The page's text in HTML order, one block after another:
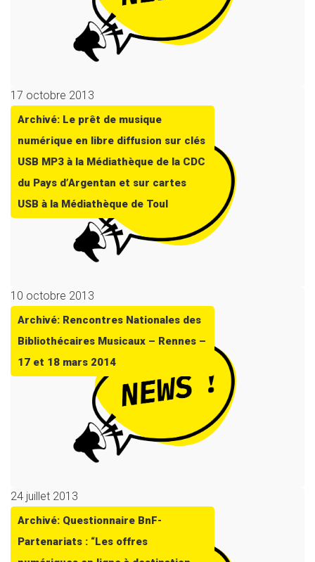
17 octobre 2013
Archivé: Le prêt de musique
numérique en libre diffusion sur clés
USB MP3 à la Médiathèque de la CDC
du Pays d’Argentan et sur cartes
USB à la Médiathèque de Toul
10 octobre 2013
Archivé: Rencontres Nationales des
Bibliothécaires Musicaux – Rennes –
17 et 18 mars 2014
24 juillet 2013
Archivé: Questionnaire BnF-
Partenariats : “Les offres